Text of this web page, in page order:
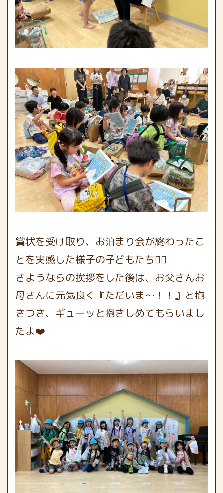
賞状を受け取り、お泊まり会が終わったこ
とを実感した様子の子どもたち🙂‍↕️
さようならの挨拶をした後は、お父さんお
母さんに元気良く『ただいま〜！！』と抱
きつき、ギューッと抱きしめてもらいまし
たよ❤️